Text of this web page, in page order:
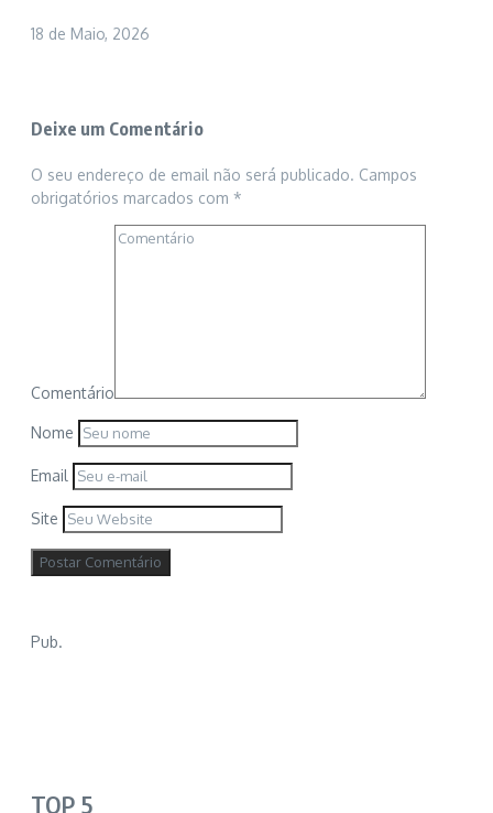
18 de Maio, 2026
Deixe um Comentário
O seu endereço de email não será publicado. Campos
obrigatórios marcados com *
Comentário
Nome
Email
Site
Pub.
TOP 5